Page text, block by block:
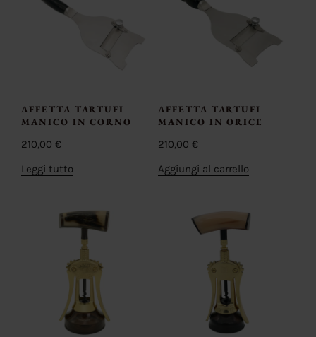
AFFETTA TARTUFI
MANICO IN CORNO
210,00 €
Leggi tutto
AFFETTA TARTUFI
MANICO IN ORICE
210,00 €
Aggiungi al carrello